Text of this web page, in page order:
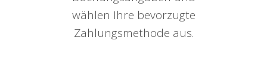
wählen Ihre bevorzugte
Zahlungsmethode aus.